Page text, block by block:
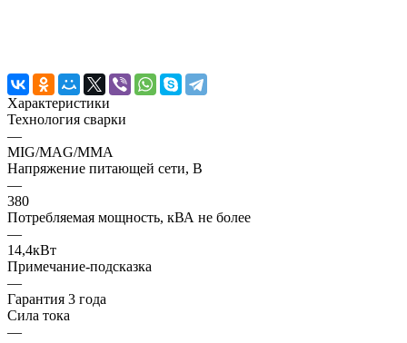
Характеристики
Технология сварки
—
MIG/MAG/MMA
Напряжение питающей сети, В
—
380
Потребляемая мощность, кВА не более
—
14,4кВт
Примечание-подсказка
—
Гарантия 3 года
Сила тока
—